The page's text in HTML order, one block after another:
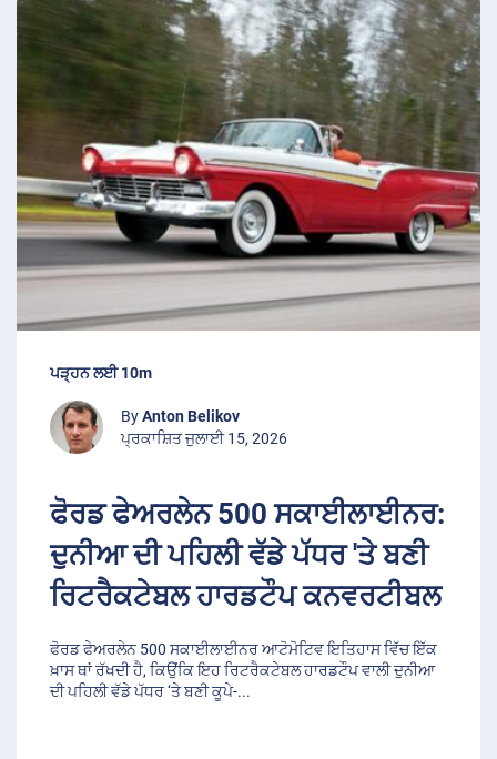
ਪੜ੍ਹਨ ਲਈ 10m
ByAnton Belikov
ਪ੍ਰਕਾਸ਼ਿਤ ਜੁਲਾਈ 15, 2026
ਫੋਰਡ ਫੇਅਰਲੇਨ 500 ਸਕਾਈਲਾਈਨਰ:
ਦੁਨੀਆ ਦੀ ਪਹਿਲੀ ਵੱਡੇ ਪੱਧਰ 'ਤੇ ਬਣੀ
ਰਿਟਰੈਕਟੇਬਲ ਹਾਰਡਟੌਪ ਕਨਵਰਟੀਬਲ
ਫੋਰਡ ਫੇਅਰਲੇਨ 500 ਸਕਾਈਲਾਈਨਰ ਆਟੋਮੋਟਿਵ ਇਤਿਹਾਸ ਵਿੱਚ ਇੱਕ
ਖ਼ਾਸ ਥਾਂ ਰੱਖਦੀ ਹੈ, ਕਿਉਂਕਿ ਇਹ ਰਿਟਰੈਕਟੇਬਲ ਹਾਰਡਟੌਪ ਵਾਲੀ ਦੁਨੀਆ
ਦੀ ਪਹਿਲੀ ਵੱਡੇ ਪੱਧਰ ‘ਤੇ ਬਣੀ ਕੂਪੇ-...